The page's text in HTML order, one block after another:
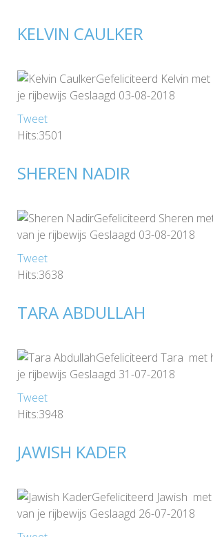
KELVIN CAULKER
Gefeliciteerd Kelvin
je rijbewijs Geslaagd 03-08-2018
Tweet
Hits:3501
SHEREN NADIR
Gefeliciteerd Sheren
van je rijbewijs Geslaagd 03-08-2018
Tweet
Hits:3638
TARA ABDULLAH
Gefeliciteerd Tara met
je rijbewijs Geslaagd 31-07-2018
Tweet
Hits:3948
JAWISH KADER
Gefeliciteerd Jawish
van je rijbewijs Geslaagd 26-07-2018